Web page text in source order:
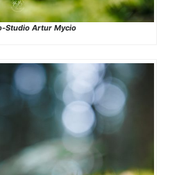
Studio Artur Mycio